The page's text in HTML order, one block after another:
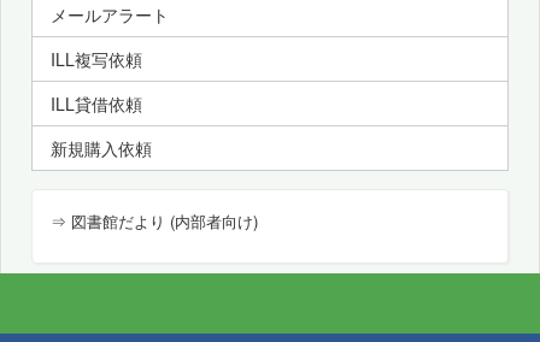
メールアラート
ILL複写依頼
ILL貸借依頼
新規購入依頼
⇒ 図書館だより (内部者向け)